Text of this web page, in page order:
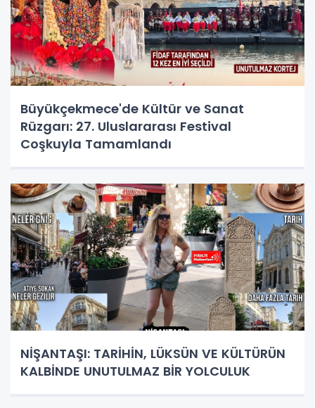
Büyükçekmece'de Kültür ve Sanat
Rüzgarı: 27. Uluslararası Festival
Coşkuyla Tamamlandı
NİŞANTAŞI: TARİHİN, LÜKSÜN VE KÜLTÜRÜN
KALBİNDE UNUTULMAZ BİR YOLCULUK